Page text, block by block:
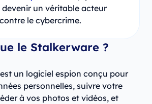
un véritable acteur
le cybercrime.
le Stalkerware ?
est un logiciel espion conçu pour
personnelles, suivre votre
à vos photos et vidéos, et